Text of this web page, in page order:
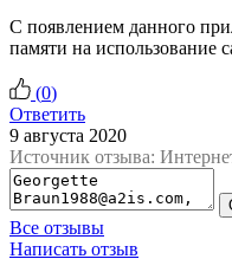
С появлением данного
памяти на использование
(0)
Ответить
9 августа 2020
Источник отзыва:
Все отзывы
Написать отзыв